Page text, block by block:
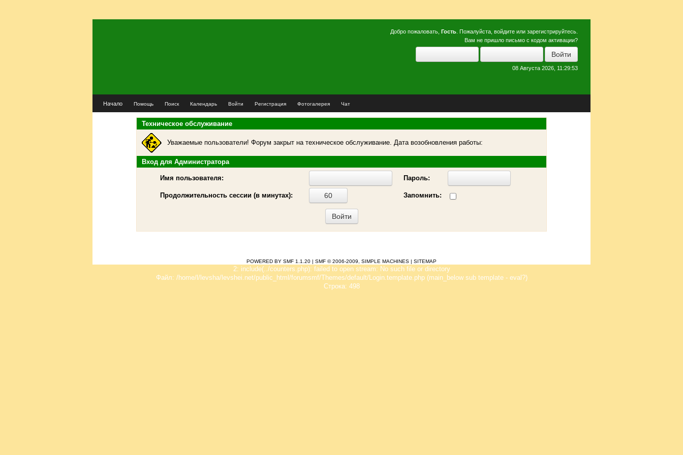
Добро пожаловать, Гость . Пожалуйста, войдите или зарегистрируйтесь
Вам не пришло письмо с кодом активации?
08 Августа 2026, 11:29:53
Начало Помощь Поиск Календарь Войти Регистрация Фотогалерея Чат
Техническое обслуживание
Уважаемые пользователи! Форум закрыт на техническое обслуживание. Дата возобновления работы:
Вход для Администратора
Имя пользователя: Пароль:
Продолжительность сессии (в минутах): Запомнить:
POWERED BY SMF 1.1.20 | SMF © 2006-2009, SIMPLE MACHINES | SITEMAP
2: include(../counters.php): failed to open stream: No such file or directory
Файл: /home/l/levsha/levshei.net/public_html/forumsmf/Themes/default/Login.template.php (main_below sub template - eval?)
Строка: 498